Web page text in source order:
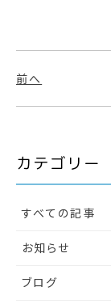
前へ
カテゴリー
すべての記事
お知らせ
ブログ